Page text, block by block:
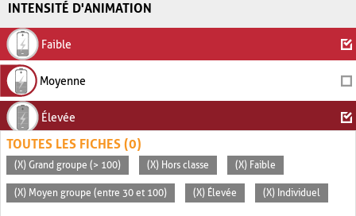
INTENSITÉ D'ANIMATION
Faible
Moyenne
Élevée
TOUTES LES FICHES (0)
(X) Grand groupe (> 100) (X) Hors classe (X) Faible
(X) Moyen groupe (entre 30 et 100) (X) Élevée (X) Individuel